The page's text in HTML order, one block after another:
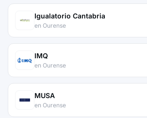
Igualatorio Cantabria
en Ourense
IMQ
en Ourense
MUSA
en Ourense